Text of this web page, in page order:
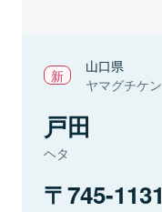
山口県
ヤマグチケン
戸田
ヘタ
745-1131